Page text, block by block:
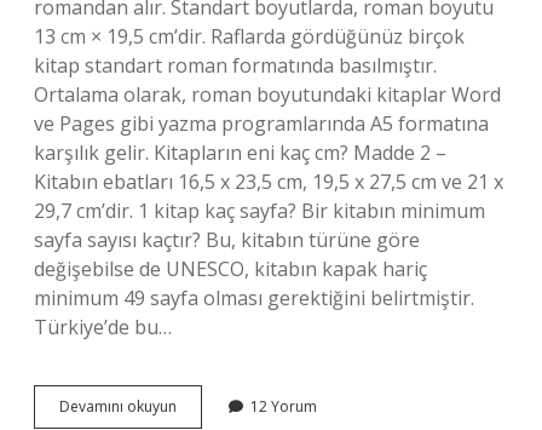
romandan alır. Standart boyutlarda, roman boyutu
13 cm × 19,5 cm’dir. Raflarda gördüğünüz birçok
kitap standart roman formatında basılmıştır.
Ortalama olarak, roman boyutundaki kitaplar Word
ve Pages gibi yazma programlarında A5 formatına
karşılık gelir. Kitapların eni kaç cm? Madde 2 –
Kitabın ebatları 16,5 x 23,5 cm, 19,5 x 27,5 cm ve 21 x
29,7 cm’dir. 1 kitap kaç sayfa? Bir kitabın minimum
sayfa sayısı kaçtır? Bu, kitabın türüne göre
değişebilse de UNESCO, kitabın kapak hariç
minimum 49 sayfa olması gerektiğini belirtmiştir.
Türkiye’de bu…
Devamını okuyun 12 Yorum